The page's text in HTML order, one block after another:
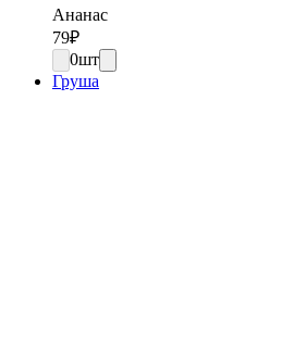
Ананас
79₽
0шт
Груша